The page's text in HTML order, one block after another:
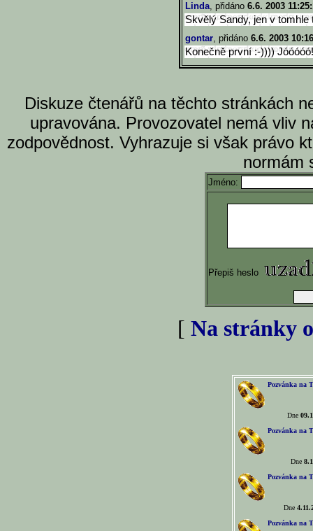
Linda, přidáno 6.6. 2003
Skvělý Sandy, jen v tomhle
gontar, přidáno 6.6. 2003
Konečně první :-))))
Diskuze čtenářů na těchto stránkách
upravována. Provozovatel nemá vliv
zodpovědnost. Vyhrazuje si však právo
normám
Jméno:
Přepiš heslo
[ Na stránky
Pozvánka na
Dne
Pozvánka na
Dne
Pozvánka na
Dne
Pozvánka na